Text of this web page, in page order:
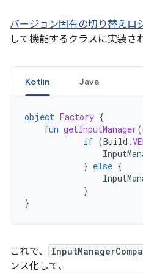
バージョン固有の切り替えロ
して機能するクラスに実装さ
Kotlin Java
object Factory {
fun getInputManager(
if (Build .
} else {
}
}
これで、
ンス化して、